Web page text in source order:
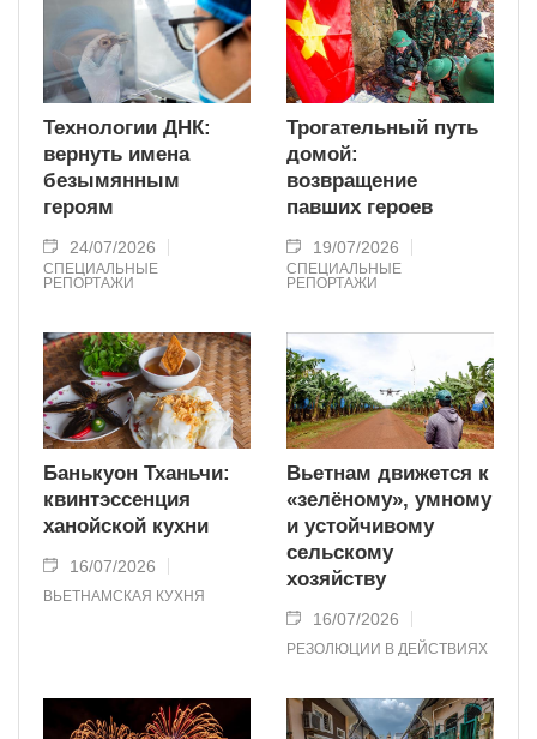
Технологии ДНК:
вернуть имена
безымянным
героям
24/07/2026
СПЕЦИАЛЬНЫЕ
РЕПОРТАЖИ
Трогательный путь
домой:
возвращение
павших героев
19/07/2026
СПЕЦИАЛЬНЫЕ
РЕПОРТАЖИ
Банькуон Тханьчи:
квинтэссенция
ханойской кухни
16/07/2026
ВЬЕТНАМСКАЯ КУХНЯ
Вьетнам движется к
«зелёному», умному
и устойчивому
сельскому
хозяйству
16/07/2026
РЕЗОЛЮЦИИ В ДЕЙСТВИЯХ